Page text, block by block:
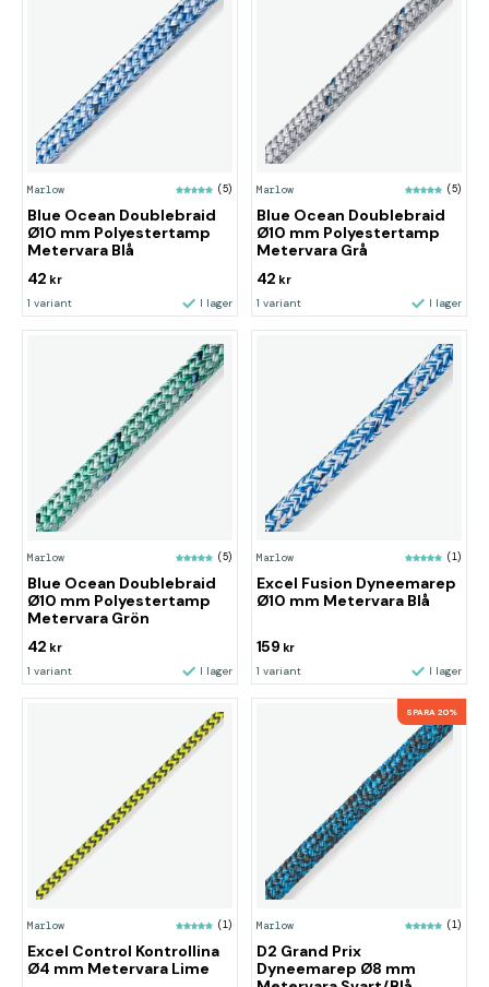
Marlow (5)
Blue Ocean Doublebraid
Ø10 mm Polyestertamp
Metervara Blå
42 kr
1 variant I lager
Marlow (5)
Blue Ocean Doublebraid
Ø10 mm Polyestertamp
Metervara Grå
42 kr
1 variant I lager
Marlow (5)
Blue Ocean Doublebraid
Ø10 mm Polyestertamp
Metervara Grön
42 kr
1 variant I lager
Marlow (1)
Excel Fusion Dyneemarep
Ø10 mm Metervara Blå
159 kr
1 variant I lager
Marlow (1)
Excel Control Kontrollina
Ø4 mm Metervara Lime
SPARA 20%
Marlow (1)
D2 Grand Prix
Dyneemarep Ø8 mm